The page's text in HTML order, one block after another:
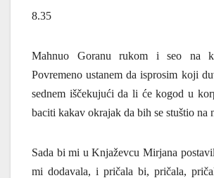
8.35
Mahnuo Goranu rukom i seo na
Povremeno ustanem da isprosim koji
sednem iščekujući da li će kogod u
baciti kakav okrajak da bih se stuštio na
Sada bi mi u Knjaževcu Mirjana
mi dodavala, i pričala bi, pričala,